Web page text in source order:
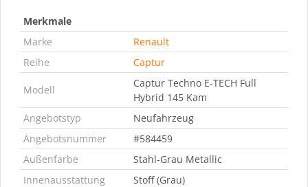
Merkmale
Marke
Renault
Reihe
Captur
Modell
Captur Techno E-TECH Full
Hybrid 145 Kam
Angebotstyp
Neufahrzeug
Angebotsnummer
#584459
Außenfarbe
Stahl-Grau Metallic
Innenausstattung
Stoff (Grau)